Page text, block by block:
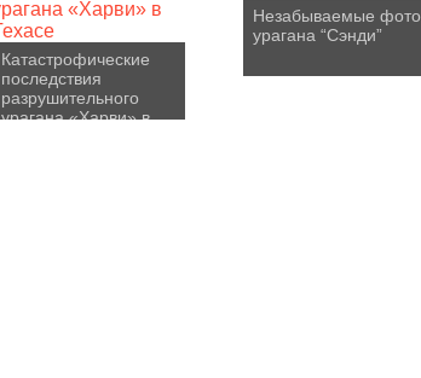
Катастрофические
последствия
разрушительного
урагана «Харви» в
Незабываемые фото
урагана “Сэнди”